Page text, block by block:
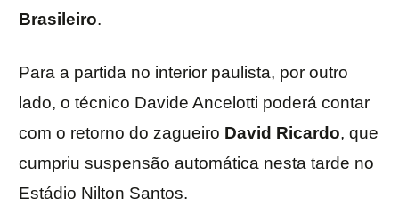
Brasileiro.
Para a partida no interior paulista, por outro
lado, o técnico Davide Ancelotti poderá contar
com o retorno do zagueiro David Ricardo, que
cumpriu suspensão automática nesta tarde no
Estádio Nilton Santos.